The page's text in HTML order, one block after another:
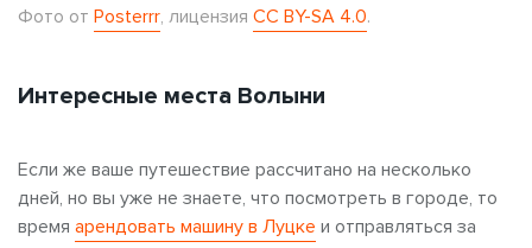
Фото от Posterrr, лицензия CC BY-SA 4.0.
Интересные места Волыни
Если же ваше путешествие рассчитано на несколько
дней, но вы уже не знаете, что посмотреть в городе, то
время арендовать машину в Луцке и отправляться за